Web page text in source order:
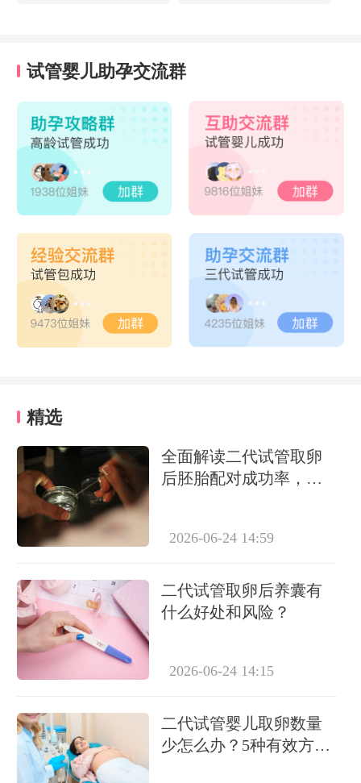
试管婴儿助孕交流群
精选
全面解读二代试管取卵
后胚胎配对成功率，影
2026-06-24 14:59
二代试管取卵后养囊有
什么好处和风险？
2026-06-24 14:15
二代试管婴儿取卵数量
少怎么办？5种有效方法